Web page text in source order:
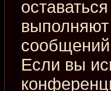
выполняют
Если вы